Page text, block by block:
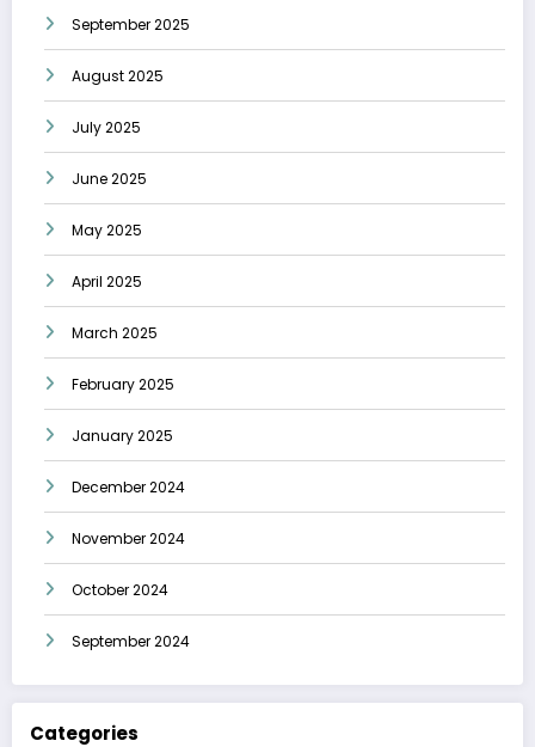
September 2025
August 2025
July 2025
June 2025
May 2025
April 2025
March 2025
February 2025
January 2025
December 2024
November 2024
October 2024
September 2024
Categories